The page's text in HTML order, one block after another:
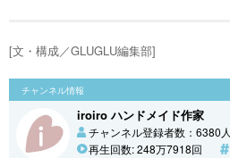
[文・構成／GLUGLU編集部]
チャンネル情報
iroiro ハンドメイド作家
チャンネル登録者数：6380人
再生回数: 248万7918回